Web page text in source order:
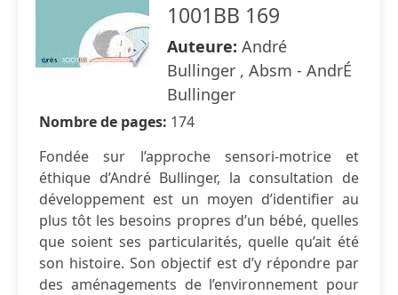
1001BB 169
Auteure: André
Bullinger , Absm - AndrÉ
Bullinger
Nombre de pages: 174
Fondée sur l’approche sensori-motrice et
éthique d’André Bullinger, la consultation de
développement est un moyen d’identifier au
plus tôt les besoins propres d’un bébé, quelles
que soient ses particularités, quelle qu’ait été
son histoire. Son objectif est d’y répondre par
des aménagements de l’environnement pour